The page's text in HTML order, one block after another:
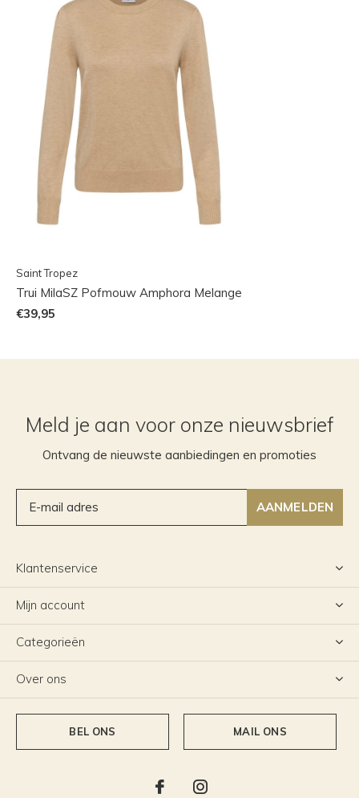
Saint Tropez
Trui MilaSZ Pofmouw Amphora Melange
€39,95
Meld je aan voor onze nieuwsbrief
Ontvang de nieuwste aanbiedingen en promoties
AANMELDEN
Klantenservice
Mijn account
Categorieën
Over ons
BEL ONS MAIL ONS